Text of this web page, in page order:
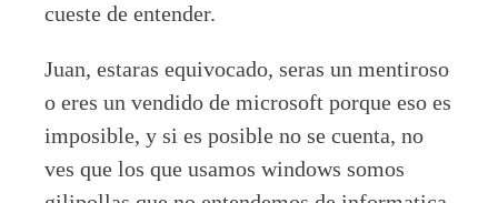
cueste de entender.
Juan, estaras equivocado, seras un mentiroso
o eres un vendido de microsoft porque eso es
imposible, y si es posible no se cuenta, no
ves que los que usamos windows somos